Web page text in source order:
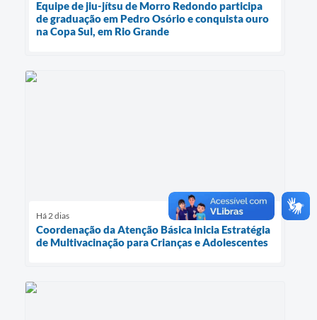
Equipe de jiu-jítsu de Morro Redondo participa
de graduação em Pedro Osório e conquista ouro
na Copa Sul, em Rio Grande
Há 2 dias
Coordenação da Atenção Básica inicia Estratégia
de Multivacinação para Crianças e Adolescentes